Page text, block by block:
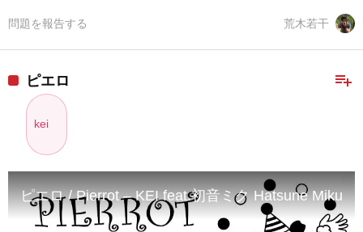
荒木若干
問題を報告する
playlist_add
ピエロ
kei
ピエロ / Pierrot – KEI feat.初音ミク Hatsune Miku